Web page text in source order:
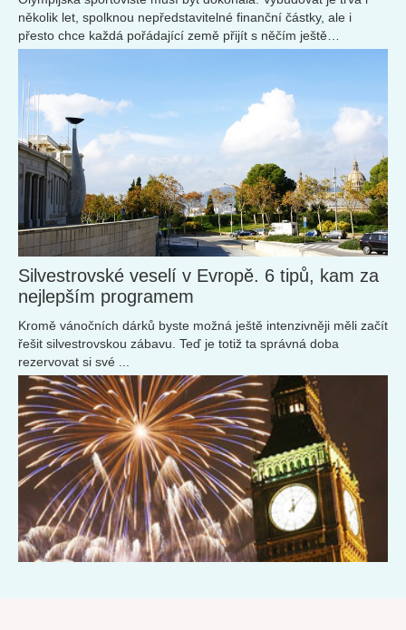
několik let, spolknou nepředstavitelné finanční částky, ale i
přesto chce každá pořádající země přijít s něčím ještě
pompéznějším! Ještě aby ne, když mají hostit největší sportovní
jakmile je dobojováno a nezbývá už ani jedna volná medaile?
Podívejte se s námi na to, jak po letech vypadají.
Silvestrovské veselí v Evropě. 6 tipů, kam za
nejlepším programem
Kromě vánočních dárků byste možná ještě intenzivněji měli začít
řešit silvestrovskou zábavu. Teď je totiž ta správná doba
rezervovat si své ...